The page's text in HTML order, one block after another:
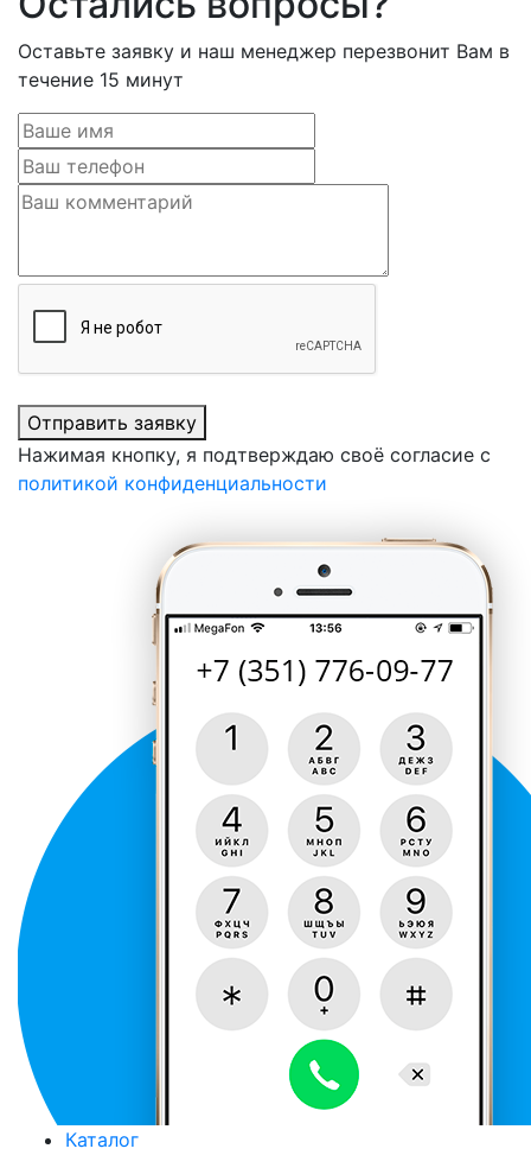
Оставьте заявку и наш менеджер перезвонит Вам в
течение 15 минут
Отправить заявку
Нажимая кнопку, я подтверждаю своё согласие с
политикой конфиденциальности
Каталог